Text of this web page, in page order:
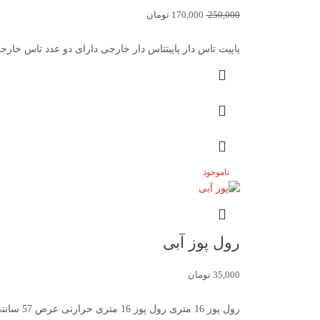
250,000
170,000 تومان
پاپیت تاس دار پاپیتتاس دار خارجی دارای دو عدد تاس خارجی 0/5 (0
ناموجود
رول پوز آبی
35,000 تومان
رول پوز 16 متری رول پوز 16 متری حرارتی عرض 57 سانتی متر با طول 16 تعداد رول در کارتن